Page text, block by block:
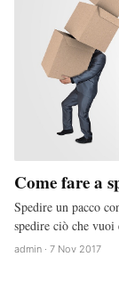
Come fare a
Spedire un pacco
spedire ciò che
admin · 7 Nov 2017